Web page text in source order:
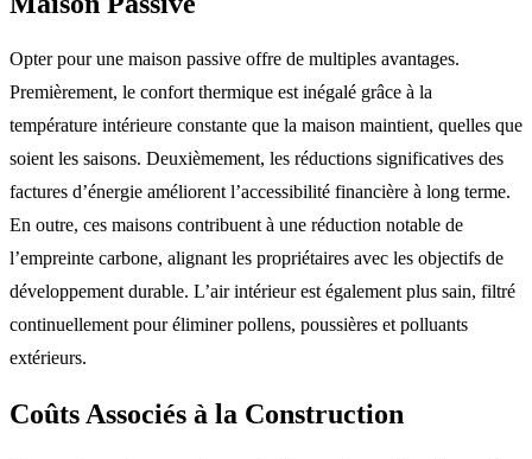
Opter pour une maison passive offre de multiples avantages.
Premièrement, le confort thermique est inégalé grâce à la
température intérieure constante que la maison maintient, quelles que
soient les saisons. Deuxièmement, les réductions significatives des
factures d’énergie améliorent l’accessibilité financière à long terme.
En outre, ces maisons contribuent à une réduction notable de
l’empreinte carbone, alignant les propriétaires avec les objectifs de
développement durable. L’air intérieur est également plus sain, filtré
continuellement pour éliminer pollens, poussières et polluants
extérieurs.
Coûts Associés à la Construction